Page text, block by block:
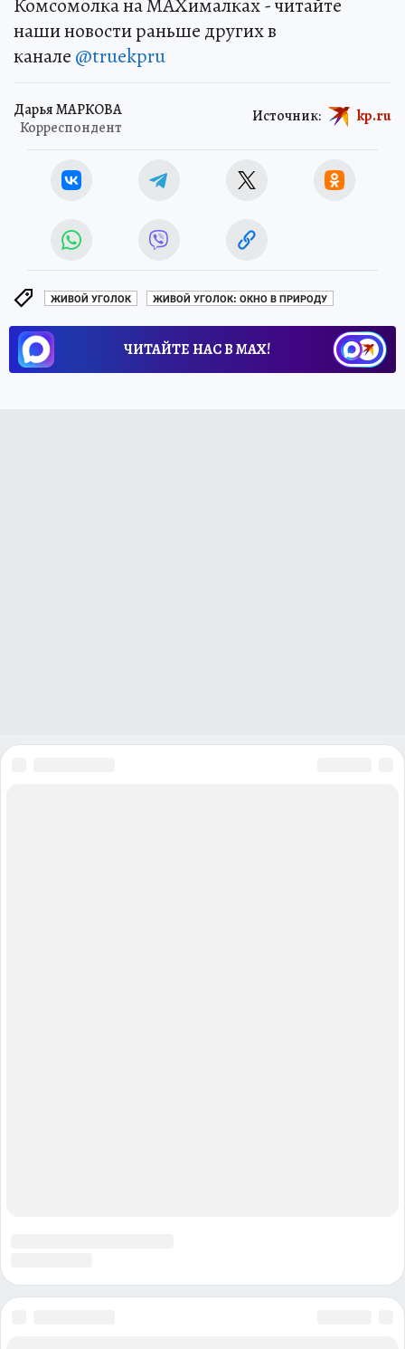
Комсомолка на MAXималках - читайте
наши новости раньше других в
канале @truekpru
Дарья МАРКОВА
Корреспондент
Источник: kp.ru
ЖИВОЙ УГОЛОК ЖИВОЙ УГОЛОК: ОКНО В ПРИРОДУ
ЧИТАЙТЕ НАС В МАХ!